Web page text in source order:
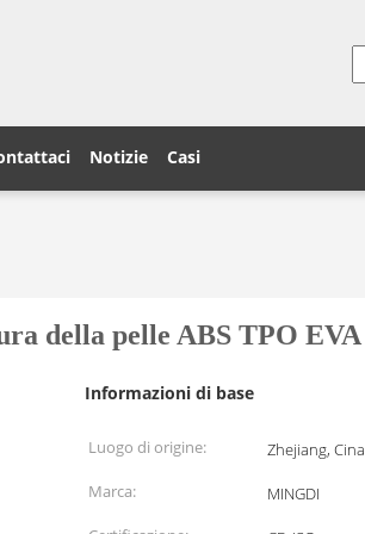
Notizie Casi
della pelle ABS TPO EVA
Informazioni di base
Luogo di origine:
Zhejiang, Cina
Marca:
MINGDI